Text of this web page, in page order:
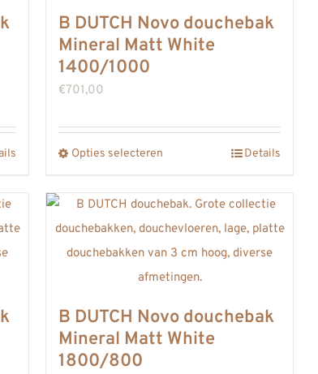
kan
de
productpagina
B DUTCH Novo douchebak
Mineral Matt White
1400/1000
€701,00
Opties selecteren
heeft
meerdere
variaties.
Deze
kan
Details
B DUTCH Novo douchebak
Mineral Matt White
1800/800